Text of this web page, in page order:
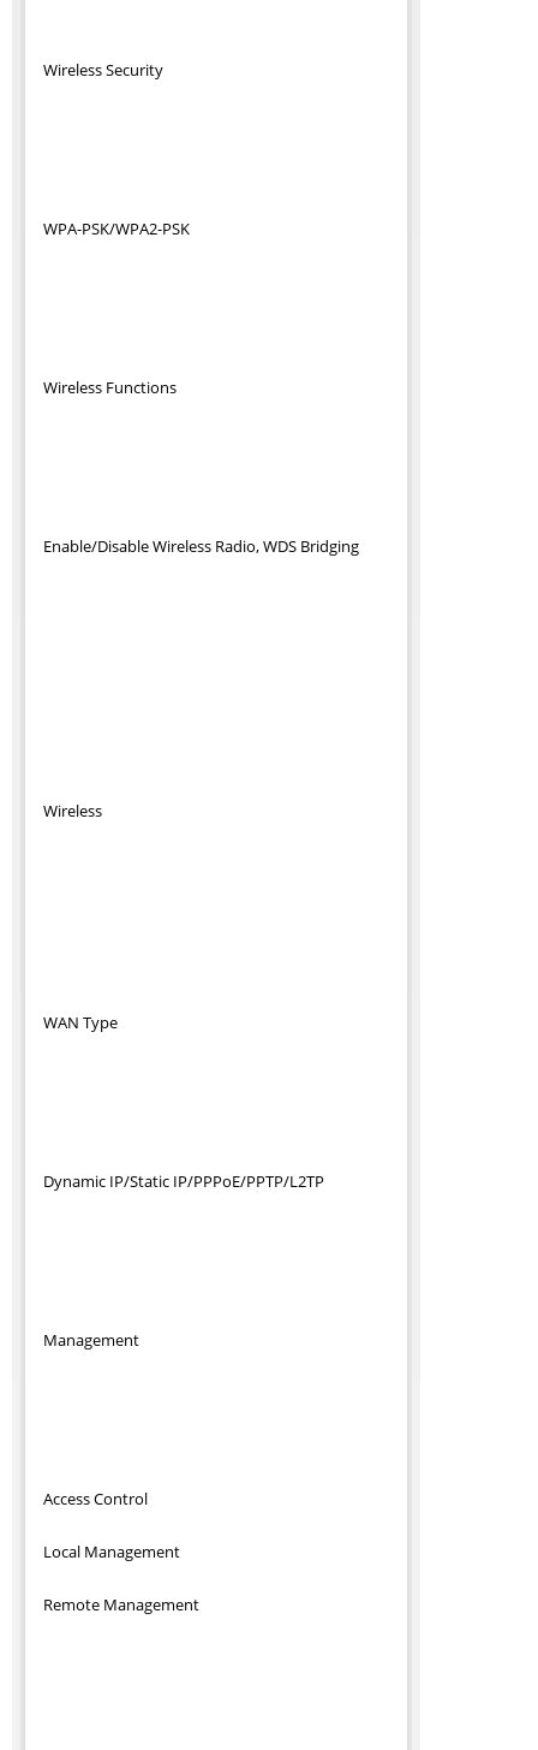
Wireless Security
WPA-PSK/WPA2-PSK
Wireless Functions
Enable/Disable Wireless Radio, WDS Bridging
Wireless
WAN Type
Dynamic IP/Static IP/PPPoE/PPTP/L2TP
Management
Access Control
Local Management
Remote Management